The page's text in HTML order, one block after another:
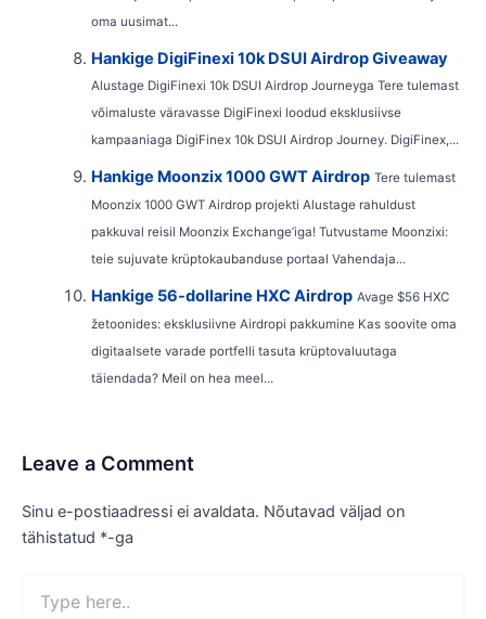
oma uusimat...
Hankige DigiFinexi 10k DSUI Airdrop Giveaway
Alustage DigiFinexi 10k DSUI Airdrop Journeyga Tere tulemast
võimaluste väravasse DigiFinexi loodud eksklusiivse
kampaaniaga DigiFinex 10k DSUI Airdrop Journey. DigiFinex,...
Hankige Moonzix 1000 GWT Airdrop Tere tulemast
Moonzix 1000 GWT Airdrop projekti Alustage rahuldust
pakkuval reisil Moonzix Exchange’iga! Tutvustame Moonzixi:
teie sujuvate krüptokaubanduse portaal Vahendaja...
Hankige 56-dollarine HXC Airdrop Avage $56 HXC
žetoonides: eksklusiivne Airdropi pakkumine Kas soovite oma
digitaalsete varade portfelli tasuta krüptovaluutaga
täiendada? Meil on hea meel...
Leave a Comment
Sinu e-postiaadressi ei avaldata. Nõutavad väljad on
tähistatud *-ga
here..